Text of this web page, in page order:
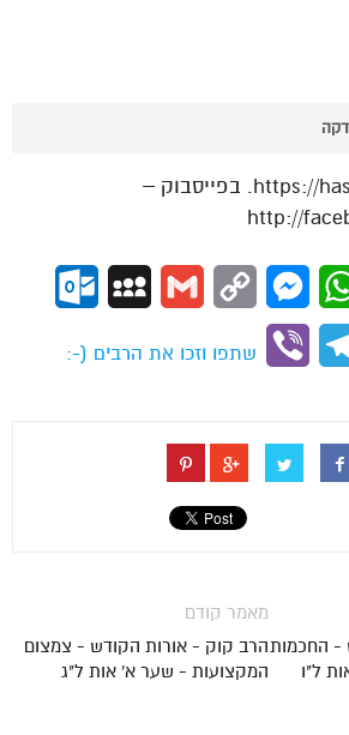
“הסולם”- https://hasulam.co.il. בפייסבוק –
http://
WhatsApp
Messenger
Copy
Gmail
MySpace
Telegram
Viber
שתפו וזכו את הרבים (-:
מאמר קודם
הרב קוק - אורות הקודש - צמצום
המקצועות - שער א' אות ל"ג
- החכמות
ל"ו